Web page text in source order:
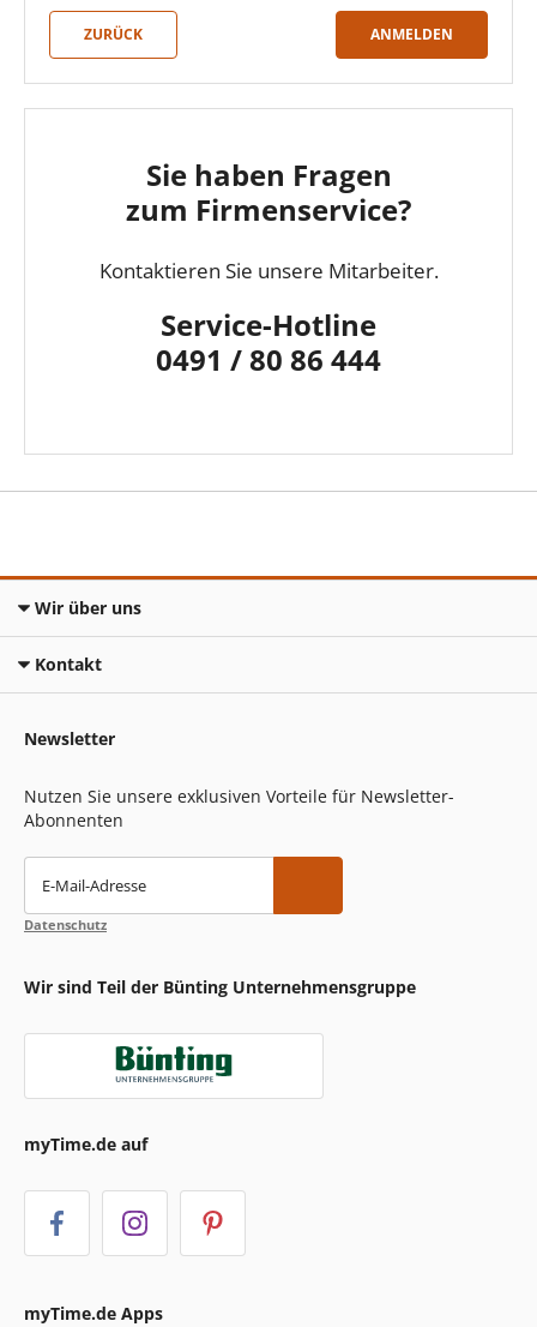
ZURÜCK ANMELDEN
Sie haben Fragen
zum Firmenservice?
Kontaktieren Sie unsere Mitarbeiter.
Service-Hotline
0491 / 80 86 444
Wir über uns
Kontakt
Newsletter
Nutzen Sie unsere exklusiven Vorteile für Newsletter-
Abonnenten
E-Mail-Adresse
Datenschutz
Wir sind Teil der Bünting Unternehmensgruppe
myTime.de auf
myTime.de Apps